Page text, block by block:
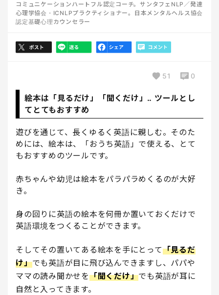
コミュニケーションハートフル認定コーチ。サンタフェNLP／発達
心理学協会・ICNLPプラクティショナー。日本メンタルヘルス協会
認定基礎心理カウンセラー
51 0
絵本は「見るだけ」「聞くだけ」‥ ツールとし
てとてもおすすめ
遊びを通じて、長くゆるく英語に親しむ。そのた
めには、絵本は、「おうち英語」で使える、とて
もおすすめのツールです。
赤ちゃんや幼児は絵本をパラパラめくるのが大好
き。
身の回りに英語の絵本を何冊か置いておくだけで
英語環境をつくることができます。
そしてその置いてある絵本を手にとって「見るだ
け」でも英語が目に飛び込んできますし、パパや
ママの読み聞かせを「聞くだけ」でも英語が耳に
自然と入ってきます。